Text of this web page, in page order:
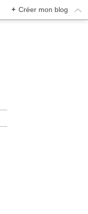
+ Créer mon blog